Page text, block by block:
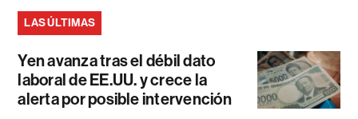
LAS ÚLTIMAS
Yen avanza tras el débil dato
laboral de EE.UU. y crece la
alerta por posible intervención